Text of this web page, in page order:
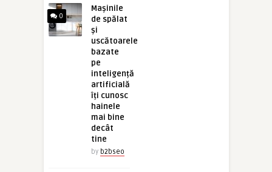
0
Mașinile
de spălat
și
uscătoarele
bazate
pe
inteligență
artificială
îți cunosc
hainele
mai bine
decât
tine
by b2bseo